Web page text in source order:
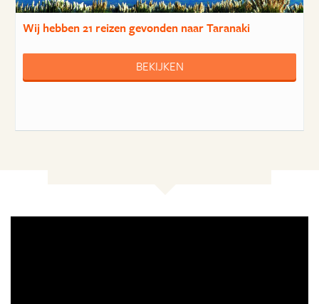
Wij hebben21 reizengevonden naar Taranaki
BEKIJKEN